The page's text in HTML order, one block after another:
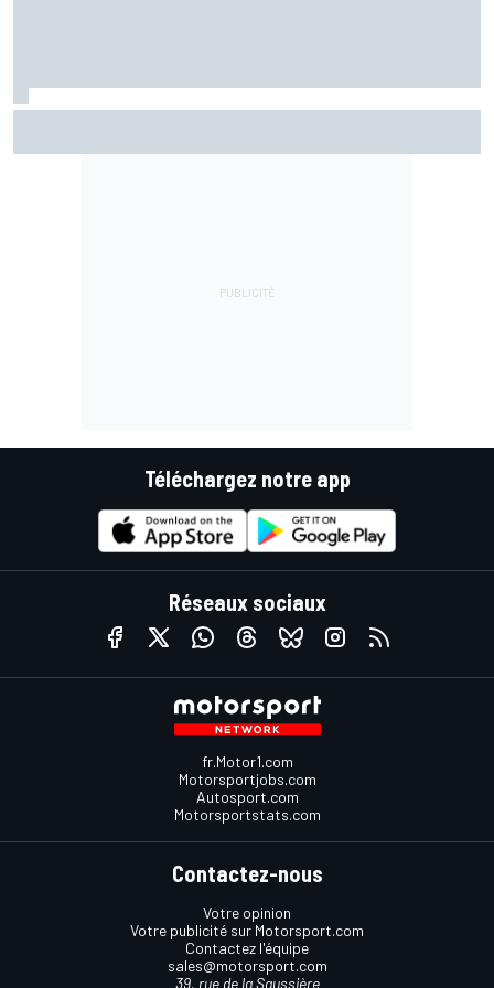
Téléchargez notre app
Réseaux sociaux
fr.Motor1.com
Motorsportjobs.com
Autosport.com
Motorsportstats.com
Contactez-nous
Votre opinion
Votre publicité sur Motorsport.com
Contactez l'équipe
sales@motorsport.com
39, rue de la Saussière